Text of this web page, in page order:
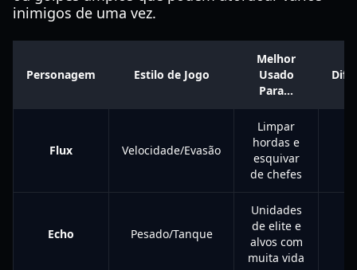
inimigos de uma vez.
Personagem Estilo de Jogo
Melhor
Usado
Para...
Flux Velocidade/Evasão
Limpar
hordas e
esquivar
de chefes
Echo Pesado/Tanque
Unidades
de elite e
alvos com
muita vida